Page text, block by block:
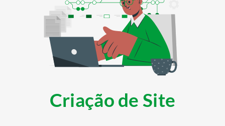
Criação de Site